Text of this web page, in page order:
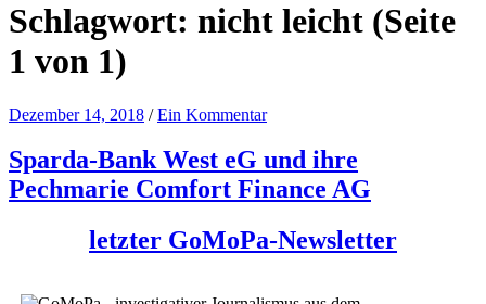
Schlagwort: nicht leicht (Seite
1 von 1)
Dezember 14, 2018 / Ein Kommentar
Sparda-Bank West eG und ihre
Pechmarie Comfort Finance AG
letzter GoMoPa-Newsletter